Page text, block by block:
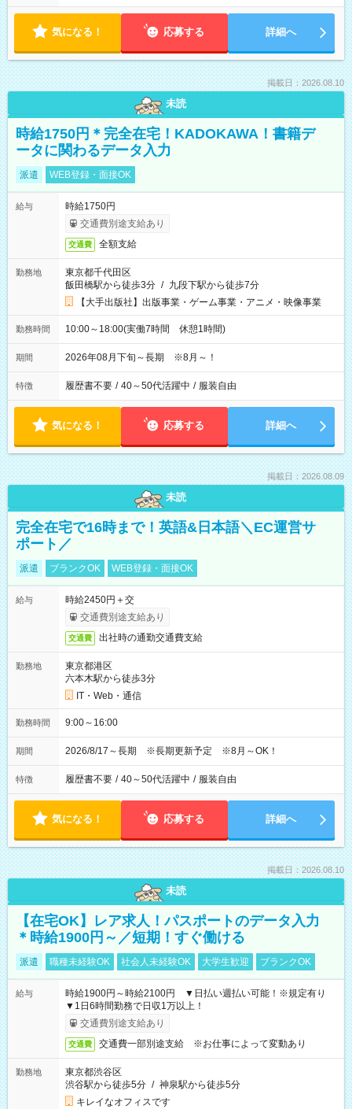
気になる！ 応募する 詳細へ
掲載日：2026.08.10
未読
時給1750円＊完全在宅！KADOKAWA！書籍デ
ータに関わるデータ入力
派遣 WEB登録・面接OK
給与
時給1750円
交通費別途支給あり
交通費 全額支給
勤務地
東京都千代田区
飯田橋駅から徒歩3分 / 九段下駅から徒歩7分
【大手出版社】出版事業・ゲーム事業・アニメ・映像事業
勤務時間 10:00～18:00(実働7時間 休憩1時間)
期間 2026年08月下旬～長期 ※8月～！
特徴 履歴書不要 / 40～50代活躍中 / 服装自由
気になる！ 応募する 詳細へ
掲載日：2026.08.09
未読
完全在宅で16時まで！英語&日本語＼EC運営サ
ポート／
派遣 ブランクOK WEB登録・面接OK
給与
時給2450円＋交
交通費別途支給あり
交通費 出社時の通勤交通費支給
勤務地
東京都港区
六本木駅から徒歩3分
IT・Web・通信
勤務時間 9:00～16:00
期間 2026/8/17～長期 ※長期更新予定 ※8月～OK！
特徴 履歴書不要 / 40～50代活躍中 / 服装自由
気になる！ 応募する 詳細へ
掲載日：2026.08.10
未読
【在宅OK】レア求人！パスポートのデータ入力
＊時給1900円～／短期！すぐ働ける
派遣 職種未経験OK 社会人未経験OK 大学生歓迎 ブランクOK
給与
時給1900円～時給2100円 ▼日払い週払い可能！※規定有り
▼1日6時間勤務で日収1万以上！
交通費別途支給あり
交通費 交通費一部別途支給 ※お仕事によって変動あり
勤務地
東京都渋谷区
渋谷駅から徒歩5分 / 神泉駅から徒歩5分
キレイなオフィスです